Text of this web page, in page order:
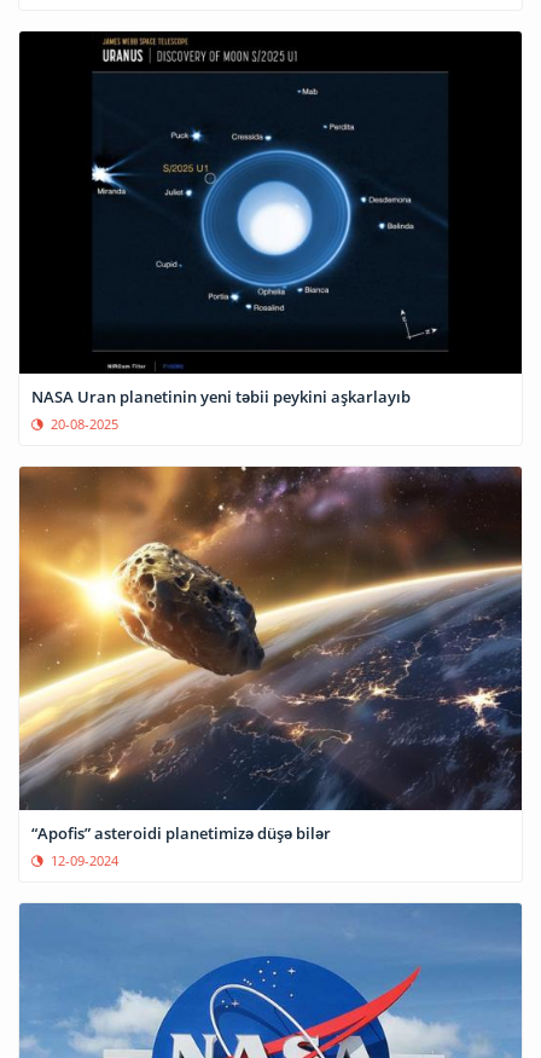
NASA Uran planetinin yeni təbii peykini aşkarlayıb
20-08-2025
“Apofis” asteroidi planetimizə düşə bilər
12-09-2024